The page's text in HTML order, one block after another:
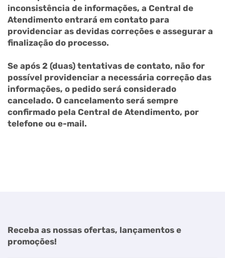
inconsistência de informações, a Central de
Atendimento entrará em contato para
providenciar as devidas correções e assegurar a
finalização do processo.
Se após 2 (duas) tentativas de contato, não for
possível providenciar a necessária correção das
informações, o pedido será considerado
cancelado. O cancelamento será sempre
confirmado pela Central de Atendimento, por
telefone ou e-mail.
Receba as nossas ofertas, lançamentos e
promoções!